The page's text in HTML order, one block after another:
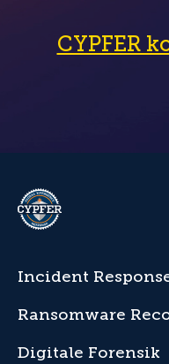
CYPFER
Incident
Ransomware
Digitale Forensik